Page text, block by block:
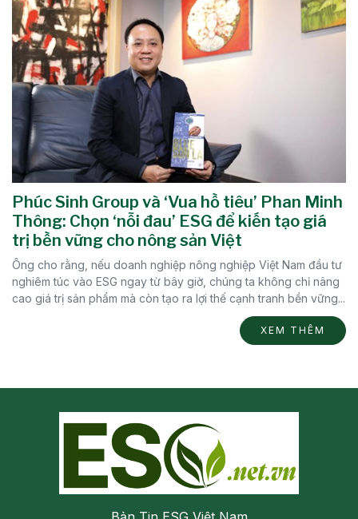
Phúc Sinh Group và ‘Vua hồ tiêu’ Phan Minh
Thông: Chọn ‘nỗi đau’ ESG để kiến tạo giá
trị bền vững cho nông sản Việt
Ông cho rằng, nếu doanh nghiệp nông nghiệp Việt Nam đầu tư
nghiêm túc vào ESG ngay từ bây giờ, chúng ta không chỉ nâng
cao giá trị sản phẩm mà còn tạo ra lợi thế cạnh tranh bền vững...
XEM THÊM